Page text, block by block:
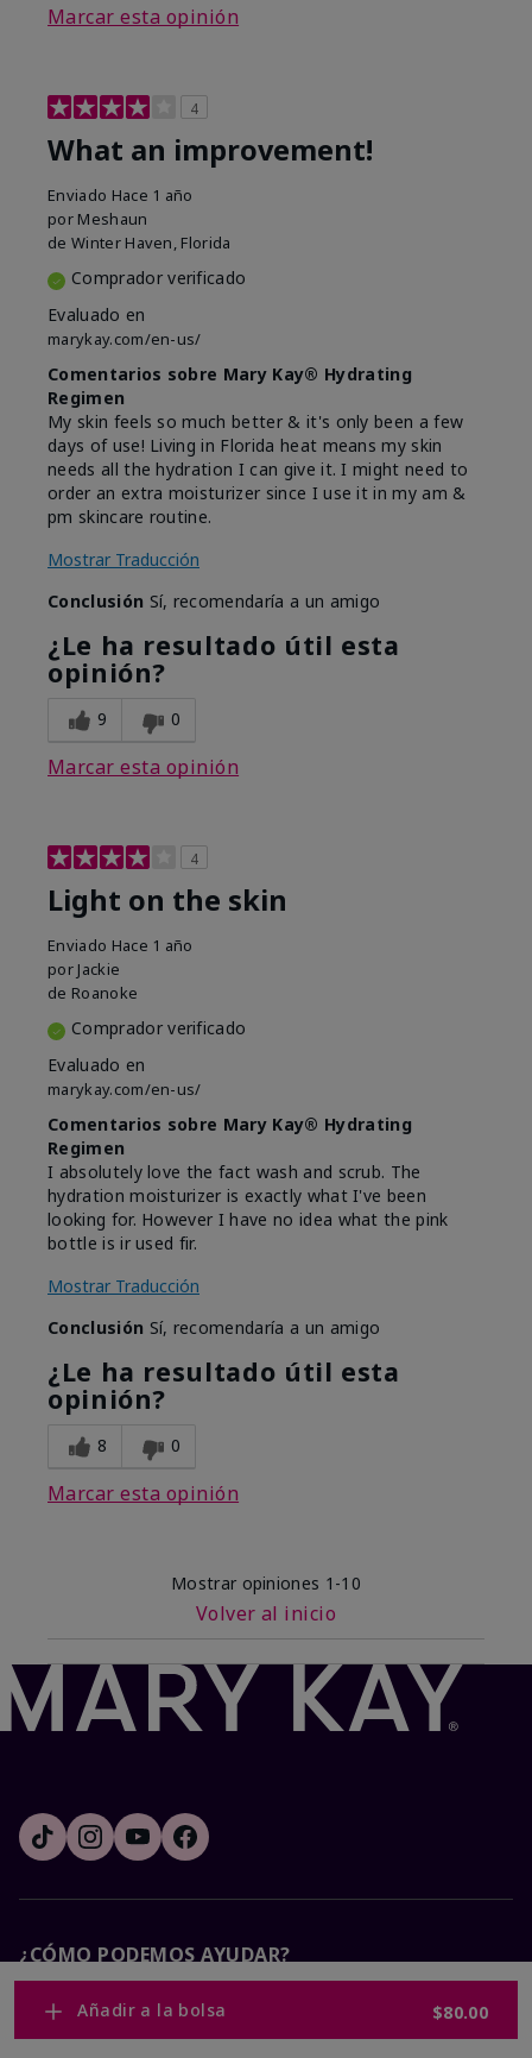
Añadir a la bolsa $80.00
Marcar esta opinión
4
What an improvement!
Enviado Hace 1 año
por Meshaun
de Winter Haven, Florida
Comprador verificado
Evaluado en
marykay.com/en-us/
Comentarios sobre Mary Kay® Hydrating
Regimen
My skin feels so much better & it's only been a few
days of use! Living in Florida heat means my skin
needs all the hydration I can give it. I might need to
order an extra moisturizer since I use it in my am &
pm skincare routine.
Mostrar Traducción
Conclusión Sí, recomendaría a un amigo
¿Le ha resultado útil esta
opinión?
9 0
Marcar esta opinión
4
Light on the skin
Enviado Hace 1 año
por Jackie
de Roanoke
Comprador verificado
Evaluado en
marykay.com/en-us/
Comentarios sobre Mary Kay® Hydrating
Regimen
I absolutely love the fact wash and scrub. The
hydration moisturizer is exactly what I've been
looking for. However I have no idea what the pink
bottle is ir used fir.
Mostrar Traducción
Conclusión Sí, recomendaría a un amigo
¿Le ha resultado útil esta
opinión?
8 0
Marcar esta opinión
Mostrar opiniones 1-10
Volver al inicio
¿CÓMO PODEMOS AYUDAR?
Recibe e-mails